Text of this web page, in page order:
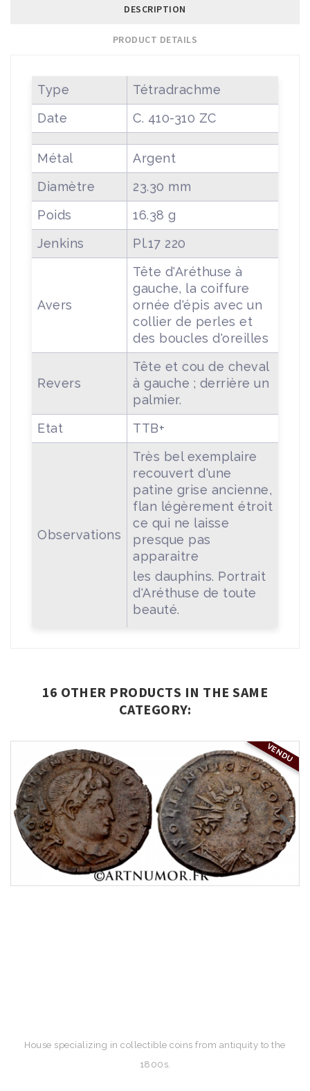
DESCRIPTION
PRODUCT DETAILS
Type
Tétradrachme
Date
C. 410-310 ZC
Métal
Argent
Diamètre
23.30 mm
Poids
16.38 g
Jenkins
Pl.17 220
Avers
Tête d'Aréthuse à
gauche, la coiffure
ornée d'épis avec un
collier de perles et
des boucles d'oreilles
Revers
Tête et cou de cheval
à gauche ; derrière un
palmier.
Etat
TTB+
Observations
Très bel exemplaire
recouvert d'une
patine grise ancienne,
flan légèrement étroit
ce qui ne laisse
presque pas
apparaitre
les dauphins. Portrait
d'Aréthuse de toute
beauté.
16 OTHER PRODUCTS IN THE SAME
CATEGORY:
VENDU
House specializing in collectible coins from antiquity to the
1800s.